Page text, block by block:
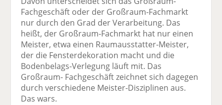
Fachgeschäft oder der Großraum-Fachmarkt
nur durch den Grad der Verarbeitung. Das
heißt, der Großraum-Fachmarkt hat nur einen
Meister, etwa einen Raumausstatter-Meister,
der die Fensterdekoration macht und die
Bodenbelags-Verlegung läuft mit. Das
Großraum- Fachgeschäft zeichnet sich dagegen
durch verschiedene Meister-Disziplinen aus.
Das wars.